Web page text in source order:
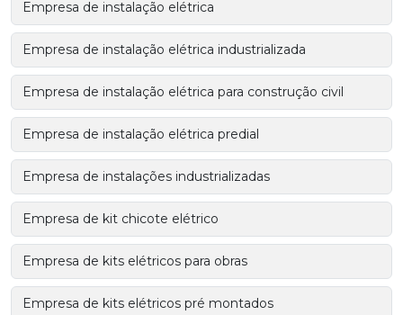
Empresa de instalação elétrica
Empresa de instalação elétrica industrializada
Empresa de instalação elétrica para construção civil
Empresa de instalação elétrica predial
Empresa de instalações industrializadas
Empresa de kit chicote elétrico
Empresa de kits elétricos para obras
Empresa de kits elétricos pré montados